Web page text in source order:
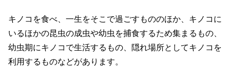
キノコを食べ、一生をそこで過ごすもののほか、キノコに
いるほかの昆虫の成虫や幼虫を捕食するため集まるもの、
幼虫期にキノコで生活するもの、隠れ場所としてキノコを
利用するものなどがあります。